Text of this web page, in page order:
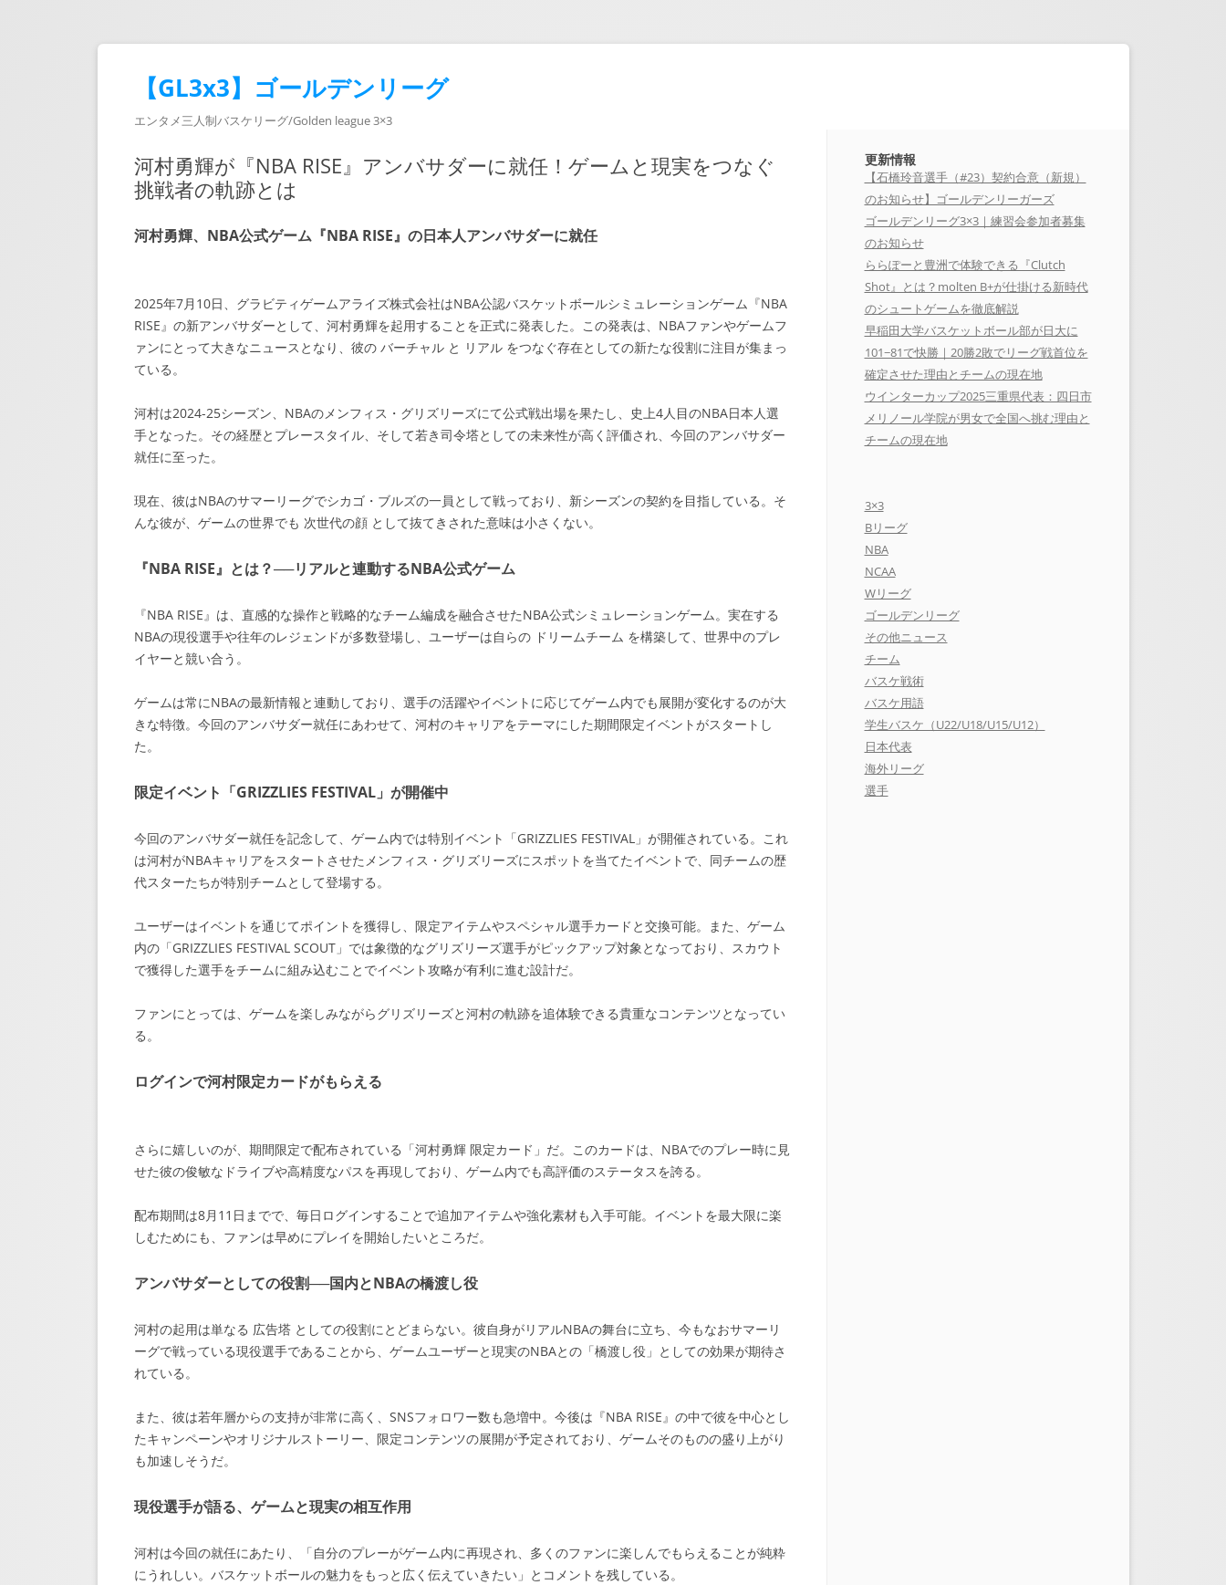
【GL3x3】ゴールデンリーグ
エンタメ三人制バスケリーグ/Golden league 3×3
河村勇輝が『NBA RISE』アンバサダーに就任！ゲームと現実をつなぐ
挑戦者の軌跡とは
河村勇輝、NBA公式ゲーム『NBA RISE』の日本人アンバサダーに就任
2025年7月10日、グラビティゲームアライズ株式会社はNBA公認バスケットボールシミュレーションゲーム『NBA
RISE』の新アンバサダーとして、河村勇輝を起用することを正式に発表した。この発表は、NBAファンやゲームフ
ァンにとって大きなニュースとなり、彼の バーチャル と リアル をつなぐ存在としての新たな役割に注目が集まっ
ている。
河村は2024-25シーズン、NBAのメンフィス・グリズリーズにて公式戦出場を果たし、史上4人目のNBA日本人選
手となった。その経歴とプレースタイル、そして若き司令塔としての未来性が高く評価され、今回のアンバサダー
就任に至った。
現在、彼はNBAのサマーリーグでシカゴ・ブルズの一員として戦っており、新シーズンの契約を目指している。そ
んな彼が、ゲームの世界でも 次世代の顔 として抜てきされた意味は小さくない。
『NBA RISE』とは？──リアルと連動するNBA公式ゲーム
『NBA RISE』は、直感的な操作と戦略的なチーム編成を融合させたNBA公式シミュレーションゲーム。実在する
NBAの現役選手や往年のレジェンドが多数登場し、ユーザーは自らの ドリームチーム を構築して、世界中のプレ
イヤーと競い合う。
ゲームは常にNBAの最新情報と連動しており、選手の活躍やイベントに応じてゲーム内でも展開が変化するのが大
きな特徴。今回のアンバサダー就任にあわせて、河村のキャリアをテーマにした期間限定イベントがスタートし
た。
限定イベント「GRIZZLIES FESTIVAL」が開催中
今回のアンバサダー就任を記念して、ゲーム内では特別イベント「GRIZZLIES FESTIVAL」が開催されている。これ
は河村がNBAキャリアをスタートさせたメンフィス・グリズリーズにスポットを当てたイベントで、同チームの歴
代スターたちが特別チームとして登場する。
ユーザーはイベントを通じてポイントを獲得し、限定アイテムやスペシャル選手カードと交換可能。また、ゲーム
内の「GRIZZLIES FESTIVAL SCOUT」では象徴的なグリズリーズ選手がピックアップ対象となっており、スカウト
で獲得した選手をチームに組み込むことでイベント攻略が有利に進む設計だ。
ファンにとっては、ゲームを楽しみながらグリズリーズと河村の軌跡を追体験できる貴重なコンテンツとなってい
る。
ログインで河村限定カードがもらえる
さらに嬉しいのが、期間限定で配布されている「河村勇輝 限定カード」だ。このカードは、NBAでのプレー時に見
せた彼の俊敏なドライブや高精度なパスを再現しており、ゲーム内でも高評価のステータスを誇る。
配布期間は8月11日までで、毎日ログインすることで追加アイテムや強化素材も入手可能。イベントを最大限に楽
しむためにも、ファンは早めにプレイを開始したいところだ。
アンバサダーとしての役割──国内とNBAの橋渡し役
河村の起用は単なる 広告塔 としての役割にとどまらない。彼自身がリアルNBAの舞台に立ち、今もなおサマーリ
ーグで戦っている現役選手であることから、ゲームユーザーと現実のNBAとの「橋渡し役」としての効果が期待さ
れている。
また、彼は若年層からの支持が非常に高く、SNSフォロワー数も急増中。今後は『NBA RISE』の中で彼を中心とし
たキャンペーンやオリジナルストーリー、限定コンテンツの展開が予定されており、ゲームそのものの盛り上がり
も加速しそうだ。
現役選手が語る、ゲームと現実の相互作用
河村は今回の就任にあたり、「自分のプレーがゲーム内に再現され、多くのファンに楽しんでもらえることが純粋
にうれしい。バスケットボールの魅力をもっと広く伝えていきたい」とコメントを残している。
更新情報
【石橋玲音選手（#23）契約合意（新規）
のお知らせ】ゴールデンリーガーズ
ゴールデンリーグ3×3｜練習会参加者募集
のお知らせ
ららぽーと豊洲で体験できる『Clutch
Shot』とは？molten B+が仕掛ける新時代
のシュートゲームを徹底解説
早稲田大学バスケットボール部が日大に
101−81で快勝｜20勝2敗でリーグ戦首位を
確定させた理由とチームの現在地
ウインターカップ2025三重県代表：四日市
メリノール学院が男女で全国へ挑む理由と
チームの現在地
3×3
Bリーグ
NBA
NCAA
Wリーグ
ゴールデンリーグ
その他ニュース
チーム
バスケ戦術
バスケ用語
学生バスケ（U22/U18/U15/U12）
日本代表
海外リーグ
選手